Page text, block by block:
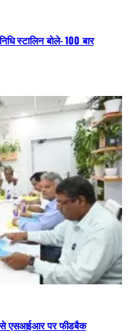
स्टालिन बोले- 100 बार
से एसआईआर पर फीडबैक